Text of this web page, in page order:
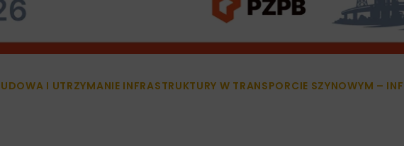
I UTRZYMANIE INFRASTRUKTURY W TRANSPORCIE SZYNOWYM –